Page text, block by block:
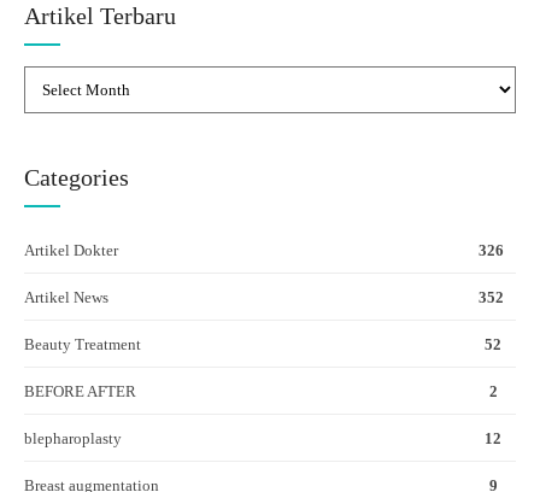
Artikel Terbaru
Categories
Artikel Dokter 326
Artikel News 352
Beauty Treatment 52
BEFORE AFTER 2
blepharoplasty 12
Breast augmentation 9